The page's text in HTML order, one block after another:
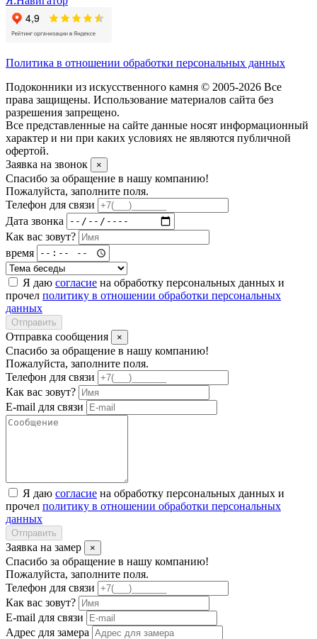
Политика в отношении обработки персональных данных
Подоконники из искусственного камня © 2005-2026 Все
права защищены. Использование материалов сайта без
разрешения запрещено.
Все представленные на сайте данные носят информационный
характер и ни при каких условиях не являются публичной
офертой.
Заявка на звонок
×
Спасибо за обращение в нашу компанию!
Пожалуйста, заполните поля.
Телефон для связи
Дата звонка
Как вас зовут?
время
Я даю согласие на обработку персональных данных и
прочел политику в отношении обработки персональных
данных
Отправить
Отправка сообщения ×
Спасибо за обращение в нашу компанию!
Пожалуйста, заполните поля.
Телефон для связи
Как вас зовут?
E-mail для связи
Я даю согласие на обработку персональных данных и
прочел политику в отношении обработки персональных
данных
Отправить
Заявка на замер ×
Спасибо за обращение в нашу компанию!
Пожалуйста, заполните поля.
Телефон для связи
Как вас зовут?
E-mail для связи
Адрес для замера